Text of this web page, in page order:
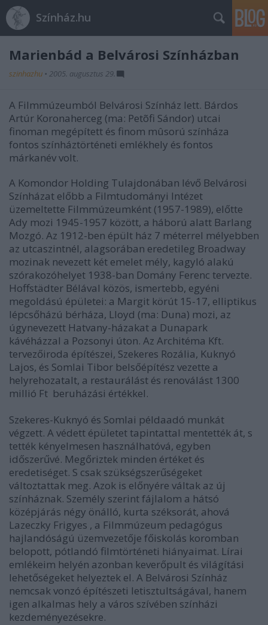
Színház.hu
Marienbád a Belvárosi Színházban
szinhazhu • 2005. augusztus 29.
A Filmmúzeumból Belvárosi Színház lett. Bárdos
Artúr Koronaherceg (ma: Petõfi Sándor) utcai
finoman megépített és finom mûsorú színháza
fontos színháztörténeti emlékhely és fontos
márkanév volt.
A Komondor Holding Tulajdonában lévő Belvárosi
Színházat előbb a Filmtudományi Intézet
üzemeltette Filmmúzeumként (1957-1989), előtte
Ady mozi 1945-1957 között, a háború alatt Barlang
Mozgó. Az 1912-ben épült ház 7 méterrel mélyebben
az utcaszintnél, alagsorában eredetileg Broadway
mozinak nevezett két emelet mély, kagyló alakú
szórakozóhelyet 1938-ban Domány Ferenc tervezte.
Hoffstädter Bélával közös, ismertebb, egyéni
megoldású épületei: a Margit körút 15-17, elliptikus
lépcsőházú bérháza, Lloyd (ma: Duna) mozi, az
úgynevezett Hatvany-házakat a Dunapark
kávéházzal a Pozsonyi úton. Az Architéma Kft.
tervezőiroda építészei, Szekeres Rozália, Kuknyó
Lajos, és Somlai Tibor belsőépítész vezette a
helyrehozatalt, a restaurálást és renoválást 1300
millió Ft beruházási értékkel.
Szekeres-Kuknyó és Somlai példaadó munkát
végzett. A védett épületet tapintattal mentették át, s
tették kényelmesen használhatóvá, egyben
időszerűvé. Megőriztek minden értéket és
eredetiséget. S csak szükségszerűségeket
változtattak meg. Azok is előnyére váltak az új
színháznak. Személy szerint fájlalom a hátsó
középjárás négy önálló, kurta széksorát, ahová
Lazeczky Frigyes , a Filmmúzeum pedagógus
hajlandóságú üzemvezetője főiskolás koromban
belopott, pótlandó filmtörténeti hiányaimat. Lírai
emlékeim helyén azonban keverőpult és világítási
lehetőségeket helyeztek el. A Belvárosi Színház
nemcsak vonzó építészeti letisztultságával, hanem
igen alkalmas hely a város szívében színházi
kezdeményezésekre.